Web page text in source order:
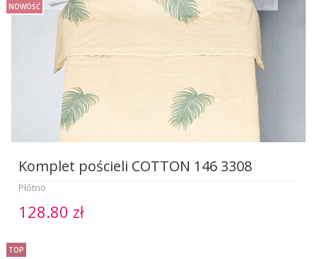
NOWOŚĆ
Komplet pościeli COTTON 146 3308
Płótno
128.80 zł
TOP